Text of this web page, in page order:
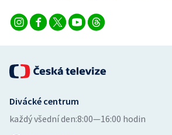
Divácké centrum
každý všední den:8:00—16:00 hodin